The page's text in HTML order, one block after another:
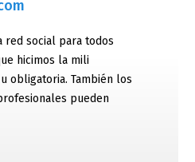
red social para todos
hicimos la mili
obligatoria. También los
pueden